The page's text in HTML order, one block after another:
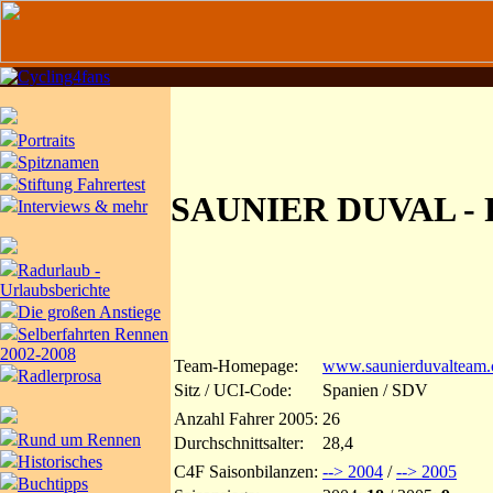
Portraits
Spitznamen
Stiftung Fahrertest
Interviews & mehr
Radurlaub -
Urlaubsberichte
Die großen Anstiege
Selberfahrten Rennen
2002-2008
Radlerprosa
Rund um Rennen
Historisches
Buchtipps
SAUNIER DUVAL -
Team-Homepage:
Sitz / UCI-Code:
Spanien / SDV
Anzahl Fahrer 2005: 26
Durchschnittsalter:
28,4
C4F Saisonbilanzen: --> 2004 /--> 2005